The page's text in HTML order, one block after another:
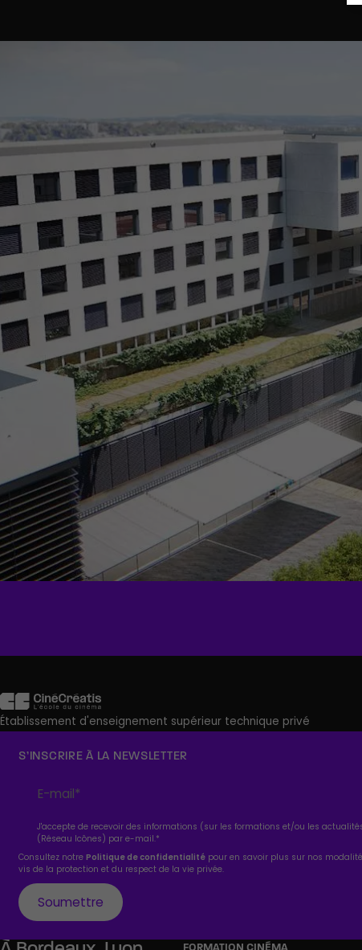
Établissement d'enseignement supérieur technique privé
S’INSCRIRE À LA NEWSLETTER
J'accepte de recevoir des informations (sur les formations et/ou les
(Réseau Icônes) par e-mail.*
Consultez notrePolitique de confidentialité pour en savoir plus sur nos
vis de la protection et du respect de la vie privée.